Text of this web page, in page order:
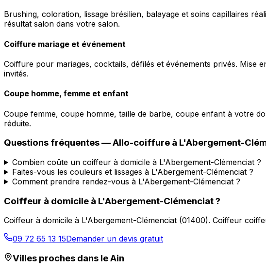
Brushing, coloration, lissage brésilien, balayage et soins capillaires
résultat salon dans votre salon.
Coiffure mariage et événement
Coiffure pour mariages, cocktails, défilés et événements privés. Mise
invités.
Coupe homme, femme et enfant
Coupe femme, coupe homme, taille de barbe, coupe enfant à votre
réduite.
Questions fréquentes —Allo-coiffure à L'Abergement-
Combien coûte un coiffeur à domicile à L'Abergement-Clémenciat ?
Faites-vous les couleurs et lissages à L'Abergement-Clémenciat ?
Comment prendre rendez-vous à L'Abergement-Clémenciat ?
Coiffeur à domicile à L'Abergement-Clémenciat?
Coiffeur à domicile à L'Abergement-Clémenciat (01400). Coiffeur
09 72 65 13 15Demander un devis gratuit
Villes proches dans leAin